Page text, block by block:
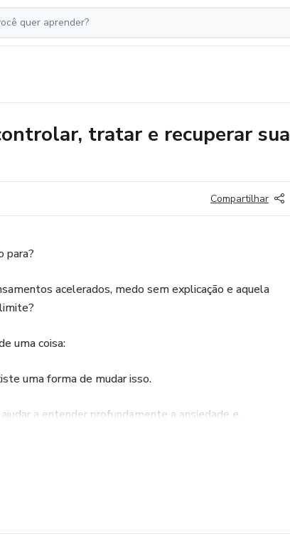
tratar e recuperar sua
Compartilhar
para?
acelerados, medo sem explicação e aquela
uma coisa:
uma forma de mudar isso.
a entender profundamente a ansiedade e,
la na prática.